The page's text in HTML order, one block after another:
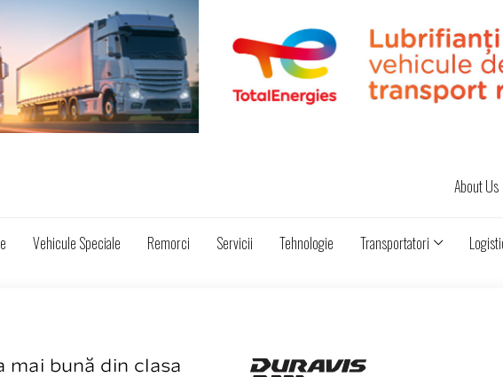
About Us
Vehicule Speciale Remorci Servicii Tehnologie Transportatori